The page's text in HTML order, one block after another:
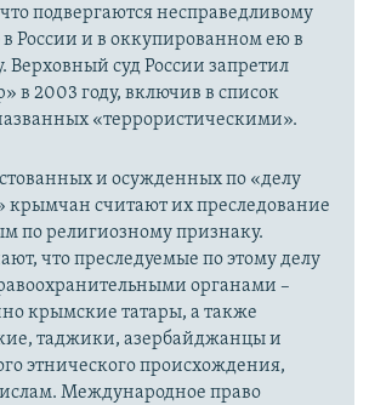
что подвергаются несправедливому
России и в оккупированном ею в
Верховный суд России запретил
в 2003 году, включив в список
«террористическими».
и осужденных по «делу
крымчан считают их преследование
по религиозному признаку.
что преследуемые по этому делу
органами –
крымские татары, а также
таджики, азербайджанцы и
этнического происхождения,
Международное право